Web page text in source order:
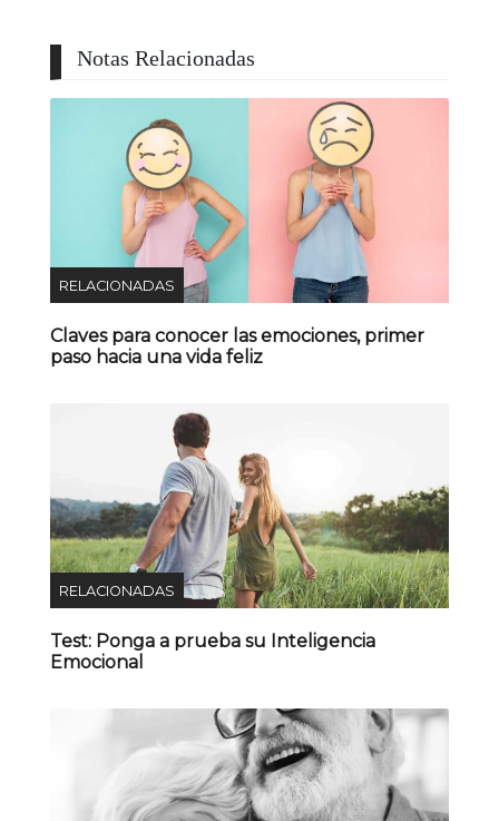
Notas Relacionadas
RELACIONADAS
Claves para conocer las emociones, primer
paso hacia una vida feliz
RELACIONADAS
Test: Ponga a prueba su Inteligencia
Emocional